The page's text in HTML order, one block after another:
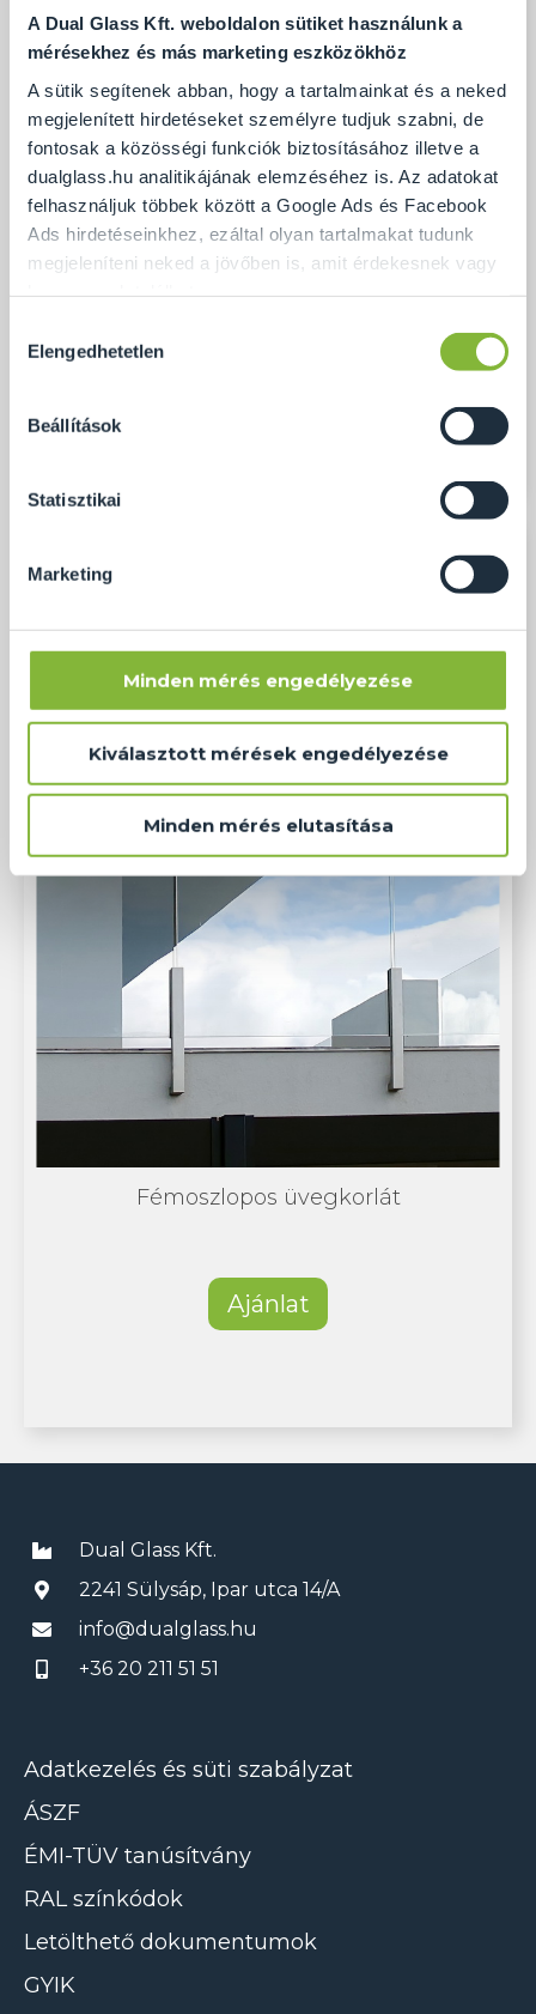
A Dual Glass Kft. weboldalon sütiket használunk a
mérésekhez és más marketing eszközökhöz
A sütik segítenek abban, hogy a tartalmainkat és a neked
megjelenített hirdetéseket személyre tudjuk szabni, de
fontosak a közösségi funkciók biztosításához illetve a
dualglass.hu analitikájának elemzéséhez is. Az adatokat
felhasználjuk többek között a Google Ads és Facebook
Ads hirdetéseinkhez, ezáltal olyan tartalmakat tudunk
megjeleníteni neked a jövőben is, amit érdekesnek vagy
Ennek a biztosításához
arra kérünk, hogy engedd meg
Természetesen
soha semmilyen formában nem fogunk visszaélni ezzel
és később bármikor megváltoztathatod a döntésed ezzel
kiválasztása
Elengedhetetlen
Beállítások
Statisztikai
Marketing
Minden mérés engedélyezése
Kiválasztott mérések engedélyezése
Minden mérés elutasítása
Pontmegfogásos üvegkorlát
Fémoszlopos üvegkorlát
Ajánlat
Dual Glass Kft.
2241 Sülysáp, Ipar utca 14/A
info@dualglass.hu
+36 20 211 51 51
Adatkezelés és süti szabályzat
ÁSZF
ÉMI-TÜV tanúsítvány
RAL színkódok
Letölthető dokumentumok
GYIK